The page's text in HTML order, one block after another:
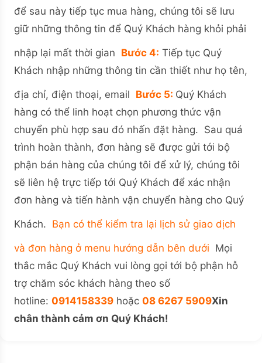
để sau này tiếp tục mua hàng, chúng tôi sẽ lưu
giữ những thông tin để Quý Khách hàng khỏi phải
nhập lại mất thời gian Bước 4: Tiếp tục Quý
Khách nhập những thông tin cần thiết như họ tên,
địa chỉ, điện thoại, email Bước 5: Quý Khách
hàng có thể linh hoạt chọn phương thức vận
chuyển phù hợp sau đó nhấn đặt hàng. Sau quá
trình hoàn thành, đơn hàng sẽ được gửi tới bộ
phận bán hàng của chúng tôi để xử lý, chúng tôi
sẽ liên hệ trực tiếp tới Quý Khách để xác nhận
đơn hàng và tiến hành vận chuyển hàng cho Quý
Khách. Bạn có thể kiểm tra lại lịch sử giao dịch
và đơn hàng ở menu hướng dẫn bên dưới Mọi
thắc mắc Quý Khách vui lòng gọi tới bộ phận hỗ
trợ chăm sóc khách hàng theo số
hotline: 0914158339 hoặc 08 6267 5909Xin
chân thành cảm ơn Quý Khách!